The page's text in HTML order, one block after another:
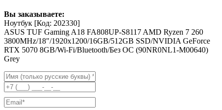
Вы заказываете:
Ноутбук [Код: 202330]
ASUS TUF Gaming A18 FA808UP-S8117 AMD Ryzen 7 260
3800MHz/18"/1920x1200/16GB/512GB SSD/NVIDIA GeForce
RTX 5070 8GB/Wi-Fi/Bluetooth/Без ОС (90NR0NL1-M00640)
Grey